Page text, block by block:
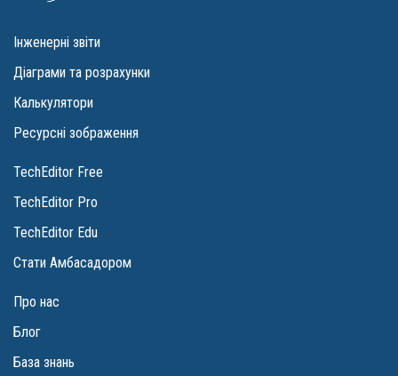
Інженерні звіти
Діаграми та розрахунки
Калькулятори
Ресурсні зображення
TechEditor Free
TechEditor Pro
TechEditor Edu
Стати Амбасадором
Про нас
Блог
База знань